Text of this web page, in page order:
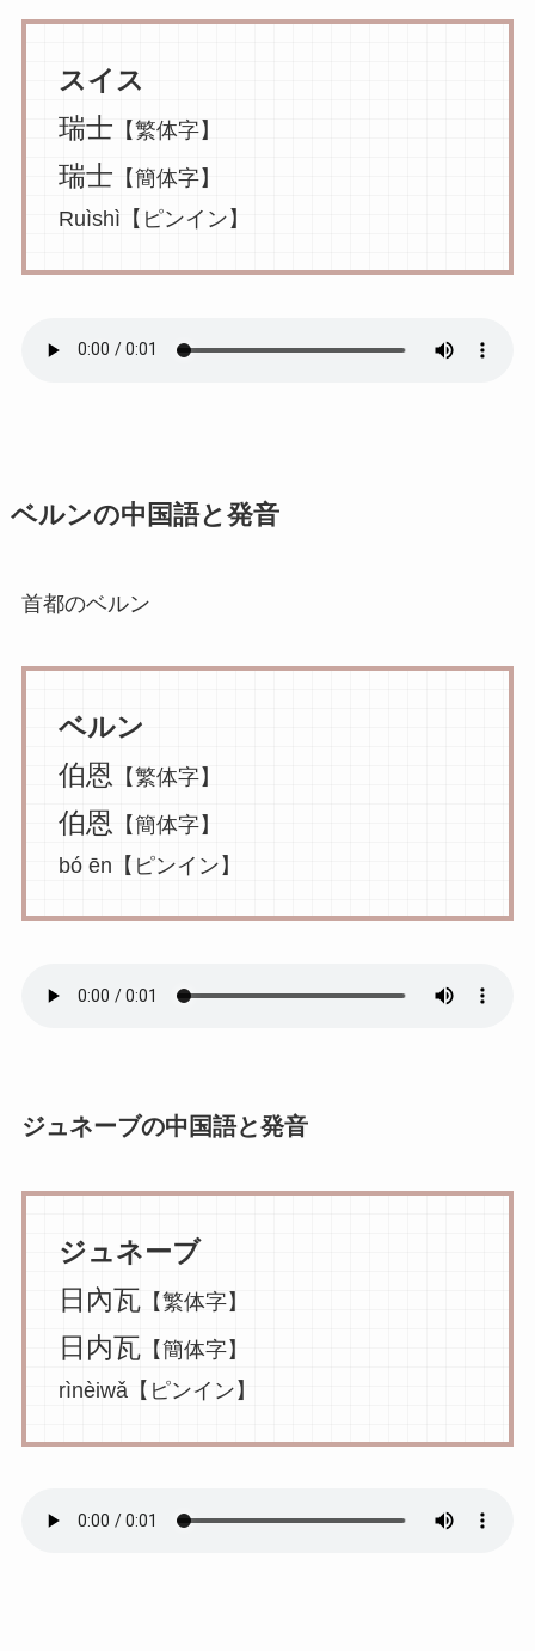
スイス
瑞士 【繁体字】
瑞士 【簡体字】
Ruìshì【ピンイン】
ベルンの中国語と発音
首都のベルン
ベルン
伯恩 【繁体字】
伯恩 【簡体字】
bó ēn【ピンイン】
ジュネーブの中国語と発音
ジュネーブ
日內瓦【繁体字】
日内瓦【簡体字】
rìnèiwǎ【ピンイン】